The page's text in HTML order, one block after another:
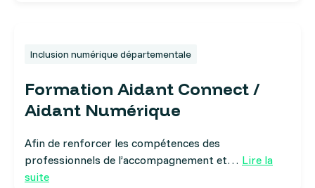
Inclusion numérique départementale
Formation Aidant Connect /
Aidant Numérique
Afin de renforcer les compétences des
professionnels de l’accompagnement et… Lire la
suite